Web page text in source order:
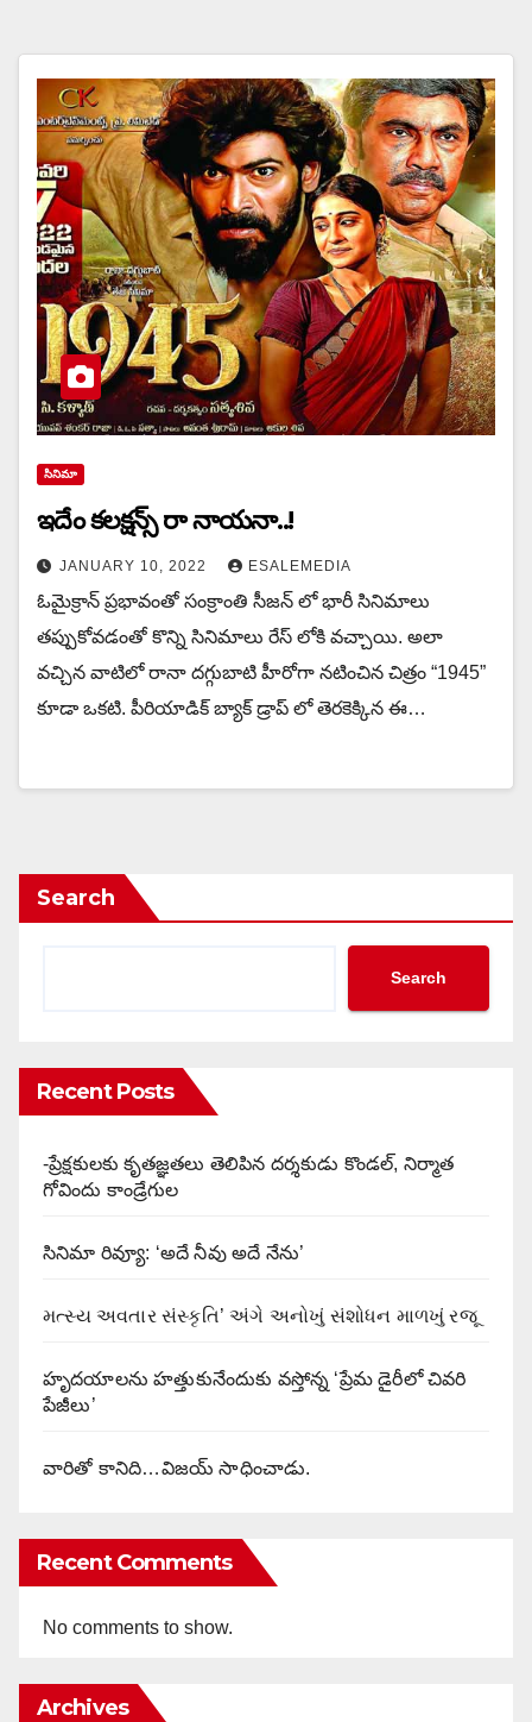
సినిమా
ఇదేం కలక్షన్స్ రా నాయనా..!
JANUARY 10, 2022 ESALEMEDIA
ఓమైక్రాన్ ప్రభావంతో సంక్రాంతి సీజన్ లో భారీ సినిమాలు
తప్పుకోవడంతో కొన్ని సినిమాలు రేస్ లోకి వచ్చాయి. అలా
వచ్చిన వాటిలో రానా దగ్గుబాటి హీరోగా నటించిన చిత్రం “1945”
కూడా ఒకటి. పీరియాడిక్ బ్యాక్ డ్రాప్ లో తెరకెక్కిన ఈ…
Search
Search
Recent Posts
-ప్రేక్షకులకు కృతజ్ఞతలు తెలిపిన దర్శకుడు కొండల్, నిర్మాత
గోవిందు కాండ్రేగుల
సినిమా రివ్యూ: ‘అదే నీవు అదే నేను’
મત્સ્ય અવતાર સંસ્કૃતિ’ અંગે અનોખું સંશોધન માળખું રજૂ
హృదయాలను హత్తుకునేందుకు వస్తోన్న ‘ప్రేమ డైరీలో చివరి
పేజీలు’
వారితో కానిది…విజయ్ సాధించాడు.
Recent Comments
No comments to show.
Archives